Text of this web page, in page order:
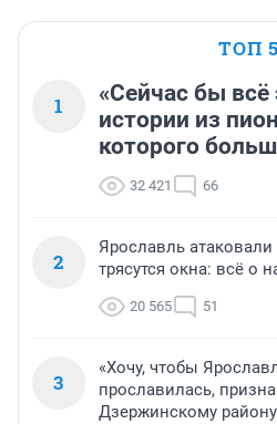
ТОП 5
1
«Сейчас бы всё
истории из
которого
32 421 66
2
Ярославль
трясутся окна: всё о
20 565 51
3
«Хочу, чтобы
прославилась,
Дзержинскому району